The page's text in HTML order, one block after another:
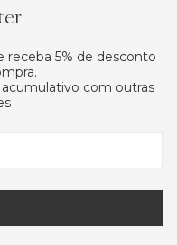
receba 5% de desconto
com outras